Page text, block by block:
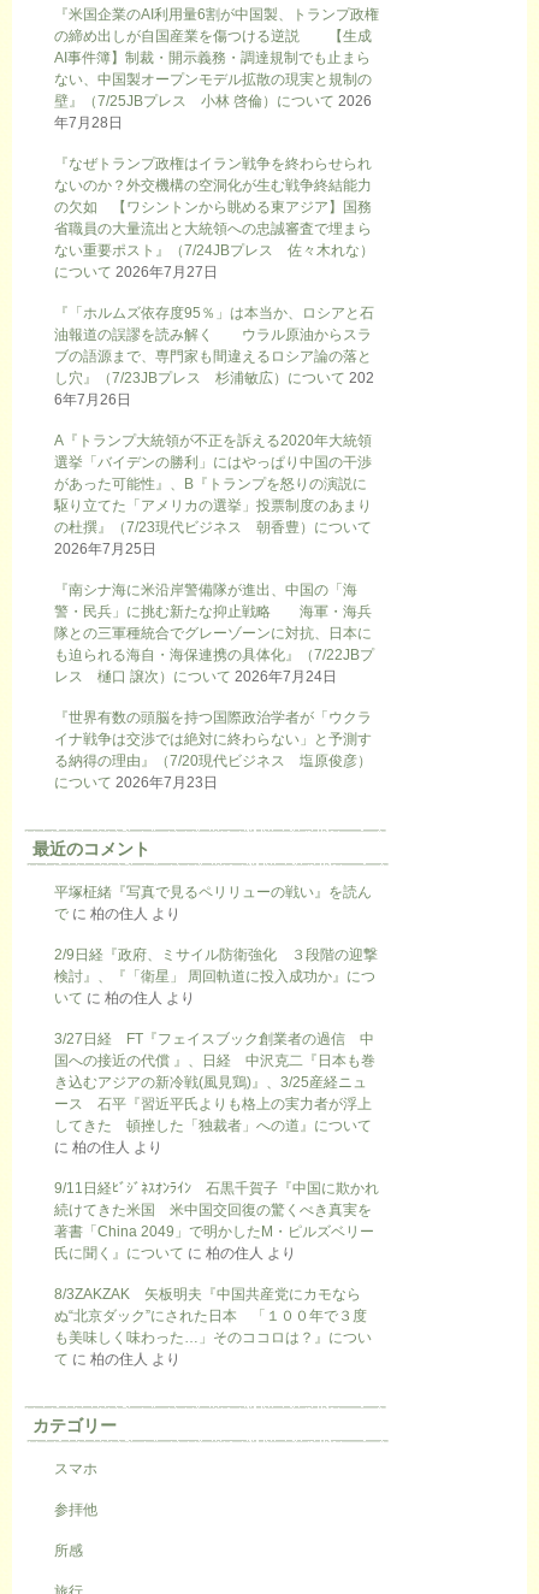
『米国企業のAI利用量6割が中国製、トランプ政権
の締め出しが自国産業を傷つける逆説 【生成
AI事件簿】制裁・開示義務・調達規制でも止まら
ない、中国製オープンモデル拡散の現実と規制の
壁』（7/25JBプレス 小林 啓倫）について 2026
年7月28日
『なぜトランプ政権はイラン戦争を終わらせられ
ないのか？外交機構の空洞化が生む戦争終結能力
の欠如 【ワシントンから眺める東アジア】国務
省職員の大量流出と大統領への忠誠審査で埋まら
ない重要ポスト』（7/24JBプレス 佐々木れな）
について 2026年7月27日
『「ホルムズ依存度95％」は本当か、ロシアと石
油報道の誤謬を読み解く ウラル原油からスラ
ブの語源まで、専門家も間違えるロシア論の落と
し穴』（7/23JBプレス 杉浦敏広）について 202
6年7月26日
A『トランプ大統領が不正を訴える2020年大統領
選挙「バイデンの勝利」にはやっぱり中国の干渉
があった可能性』、B『トランプを怒りの演説に
駆り立てた「アメリカの選挙」投票制度のあまり
の杜撰』（7/23現代ビジネス 朝香豊）について
2026年7月25日
『南シナ海に米沿岸警備隊が進出、中国の「海
警・民兵」に挑む新たな抑止戦略 海軍・海兵
隊との三軍種統合でグレーゾーンに対抗、日本に
も迫られる海自・海保連携の具体化』（7/22JBプ
レス 樋口 譲次）について 2026年7月24日
『世界有数の頭脳を持つ国際政治学者が「ウクラ
イナ戦争は交渉では絶対に終わらない」と予測す
る納得の理由』（7/20現代ビジネス 塩原俊彦）
について 2026年7月23日
最近のコメント
平塚柾緒『写真で見るペリリューの戦い』を読ん
で に 柏の住人 より
2/9日経『政府、ミサイル防衛強化 ３段階の迎撃
検討』、『「衛星」 周回軌道に投入成功か』につ
いて に 柏の住人 より
3/27日経 FT『フェイスブック創業者の過信 中
国への接近の代償 』、日経 中沢克二『日本も巻
き込むアジアの新冷戦(風見鶏)』、3/25産経ニュ
ース 石平『習近平氏よりも格上の実力者が浮上
してきた 頓挫した「独裁者」への道』について
に 柏の住人 より
9/11日経ﾋﾞｼﾞﾈｽｵﾝﾗｲﾝ 石黒千賀子『中国に欺かれ
続けてきた米国 米中国交回復の驚くべき真実を
著書「China 2049」で明かしたM・ピルズベリー
氏に聞く』について に 柏の住人 より
8/3ZAKZAK 矢板明夫『中国共産党にカモなら
ぬ“北京ダック”にされた日本 「１００年で３度
も美味しく味わった…」そのココロは？』につい
て に 柏の住人 より
カテゴリー
スマホ
参拝他
所感